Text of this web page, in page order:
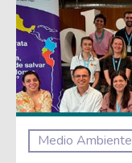
Medio Ambiente